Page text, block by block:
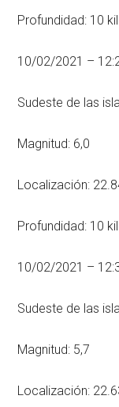
Profundidad: 10
10/02/2021 –
Sudeste de las
Magnitud: 6,0
Localización:
Profundidad: 10
10/02/2021 –
Sudeste de las
Magnitud: 5,7
Localización: